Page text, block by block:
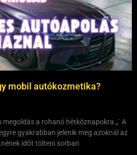
mobil autókozmetika?
a rohanó hétköznapokra „` A
gyakrabban jelenik meg azoknál az
időt tölteni sorban